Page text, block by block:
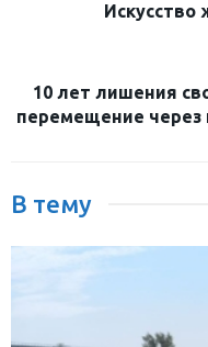
Искусство
10 лет лишения
перемещение через
В тему